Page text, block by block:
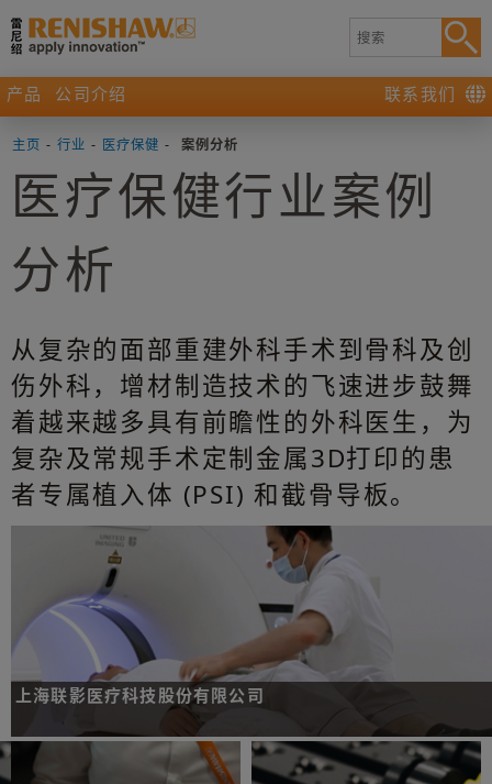
产品 公司介绍 联系我们
主页 - 行业 - 医疗保健 - 案例分析
医疗保健行业案例
分析
从复杂的面部重建外科手术到骨科及创
伤外科，增材制造技术的飞速进步鼓舞
着越来越多具有前瞻性的外科医生，为
复杂及常规手术定制金属3D打印的患
者专属植入体 (PSI) 和截骨导板。
上海联影医疗科技股份有限公司
挑战：寻找高精度并符合医疗器械相关国际规范和认证的编码器产品。